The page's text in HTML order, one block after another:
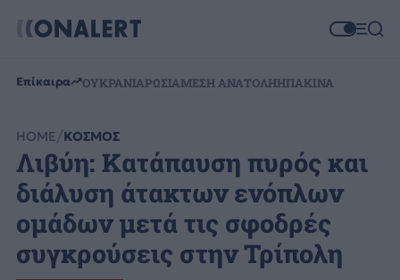
Επίκαιρα ΟΥΚΡΑΝΙΑΡΩΣΙΑΜΕΣΗ ΑΝΑΤΟΛΗΗΠΑΚΙΝΑ
HOME ΚΟΣΜΟΣ
Λιβύη: Κατάπαυση πυρός και
διάλυση άτακτων ενόπλων
ομάδων μετά τις σφοδρές
συγκρούσεις στην Τρίπολη